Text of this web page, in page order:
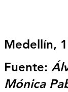
Medellín,
Fuente:
Mónica